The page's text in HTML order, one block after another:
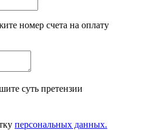
номер счета на оплату
суть претензии
персональных данных.